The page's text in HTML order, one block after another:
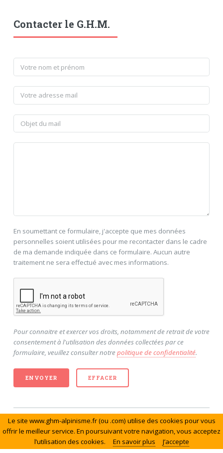
Contacter le G.H.M.
En soumettant ce formulaire, j'accepte que mes données
personnelles soient utilisées pour me recontacter dans le cadre
de ma demande indiquée dans ce formulaire. Aucun autre
traitement ne sera effectué avec mes informations.
Pour connaitre et exercer vos droits, notamment de retrait de votre
consentement à l'utilisation des données collectées par ce
formulaire, veuillez consulter notre politique de confidentialité.
© Le Groupe de Haute Montagne. Tous droits réservés.
Le site www.ghm-alpinisme.fr (ou .com) utilise des cookies pour vous
offrir le meilleur service. En poursuivant votre navigation, vous acceptez
l’utilisation des cookies.
En savoir plus J’accepte